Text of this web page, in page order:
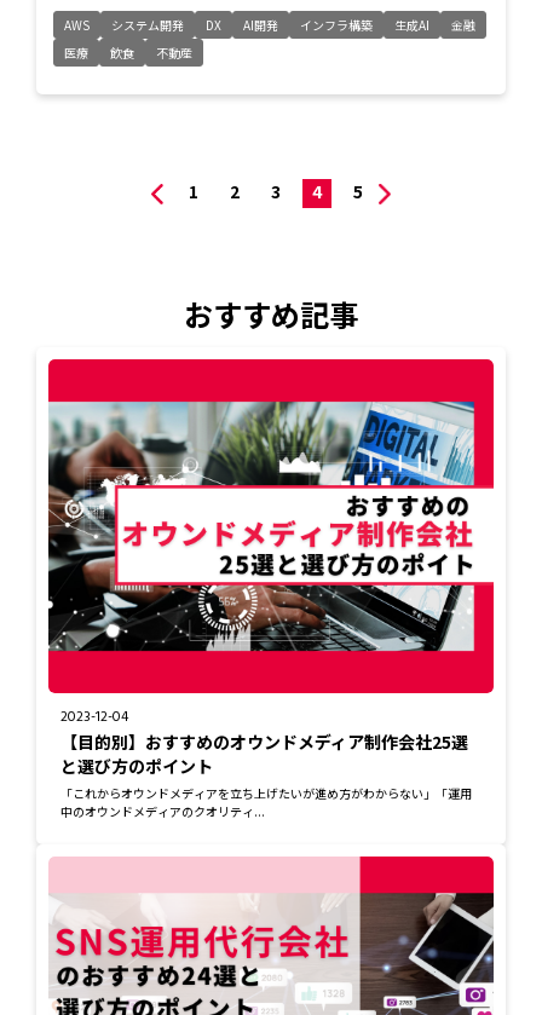
AWS システム開発 DX AI開発 インフラ構築 生成AI
金融
医療
飲食 不動産
1 2 3 4 5
おすすめ記事
2023-12-04
【目的別】おすすめのオウンドメディア制作会社25選
と選び方のポイント
「これからオウンドメディアを立ち上げたいが進め方がわからない」「運用
中のオウンドメディアのクオリティ...